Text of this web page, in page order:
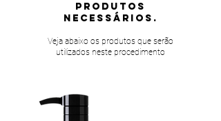
PRODUTOS
NECESSÁRIOS.
Veja abaixo os produtos que serão
utilizados neste procedimento